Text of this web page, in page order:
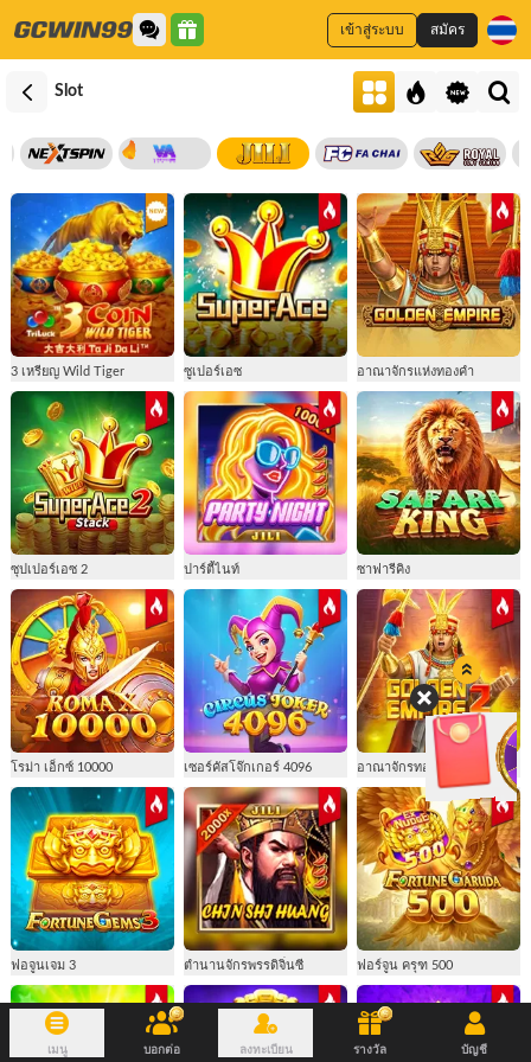
สมัคร
เข้าสู่ระบบ
Slot
3 เหรียญ Wild Tiger ซูเปอร์เอซ อาณาจักรแห่งทองคำ
ซุปเปอร์เอซ 2 ปาร์ตี้ไนท์ ซาฟารีคิง
โรม่า เอ็กซ์ 10000 เซอร์คัสโจ๊กเกอร์ 4096 อาณาจักรทองคำ 2
ฟอจูนเจม 3 ตํานานจักรพรรดิจิ๋นซี ฟอร์จูน ครุฑ 500
เมนู บอกต่อ ลงทะเบียน รางวัล บัญชี